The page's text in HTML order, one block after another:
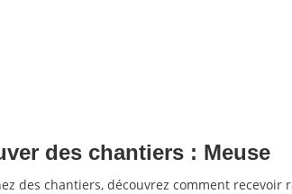
des chantiers : Meuse
des chantiers, découvrez comment recevoir